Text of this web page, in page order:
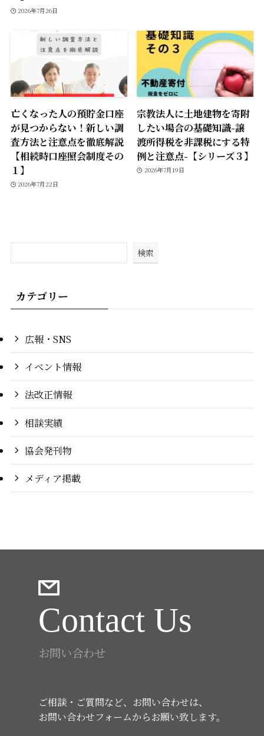
2026年7月26日
亡くなった人の預貯金口座
が見つからない！新しい調
査方法と注意点を徹底解説
【相続時口座照会制度その
１】
2026年7月22日
宗教法人に土地建物を寄附
したい場合の基礎知識-譲
渡所得税を非課税にする特
例と注意点-【シリーズ３】
2026年7月19日
検索
カテゴリー
広報・SNS
イベント情報
法改正情報
相談実績
協会発刊物
メディア掲載
Contact Us
お問い合わせ
ご相談・ご質問など、お問い合わせは、
お問い合わせフォームからお願い致します。